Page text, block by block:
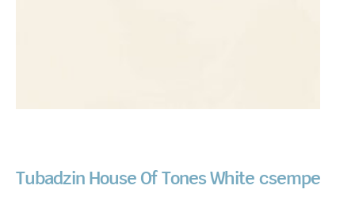
Tubadzin House Of Tones White csempe